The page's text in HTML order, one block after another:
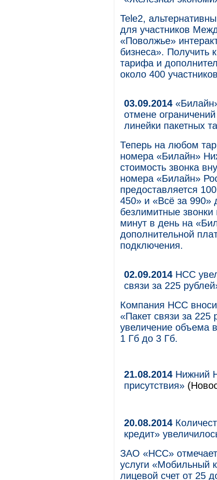
Tele2,
для участников
«Поволжье»
бизнеса». Получить
тарифа и
около 400
03.09.2014
отмене
линейки пакетных
Теперь на любом
номера «Билайн»
стоимость звонка
номера «Билайн»
предоставляется
450» и «Всё за 990»
безлимитные
минут в день на
дополнительной
подключения.
02.09.2014 НСС
связи за 225
Компания НСС
«Пакет связи за
увеличение объема
1 Гб до 3 Гб.
21.08.2014 Нижний
присутствия»
20.08.2014
кредит»
ЗАО «НСС» отмечает
услуги «Мобильный
лицевой счет от 25